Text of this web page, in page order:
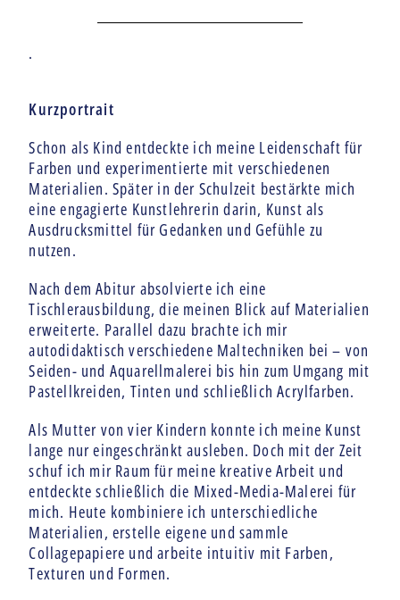
.
Kurzportrait
Schon als Kind entdeckte ich meine Leidenschaft für
Farben und experimentierte mit verschiedenen
Materialien. Später in der Schulzeit bestärkte mich
eine engagierte Kunstlehrerin darin, Kunst als
Ausdrucksmittel für Gedanken und Gefühle zu
nutzen.
Nach dem Abitur absolvierte ich eine
Tischlerausbildung, die meinen Blick auf Materialien
erweiterte. Parallel dazu brachte ich mir
autodidaktisch verschiedene Maltechniken bei – von
Seiden- und Aquarellmalerei bis hin zum Umgang mit
Pastellkreiden, Tinten und schließlich Acrylfarben.
Als Mutter von vier Kindern konnte ich meine Kunst
lange nur eingeschränkt ausleben. Doch mit der Zeit
schuf ich mir Raum für meine kreative Arbeit und
entdeckte schließlich die Mixed-Media-Malerei für
mich. Heute kombiniere ich unterschiedliche
Materialien, erstelle eigene und sammle
Collagepapiere und arbeite intuitiv mit Farben,
Texturen und Formen.